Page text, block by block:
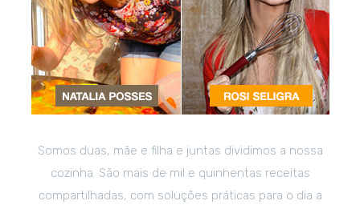
Somos duas, mãe e filha e juntas dividimos a nossa
cozinha. São mais de mil e quinhentas receitas
compartilhadas, com soluções práticas para o dia a